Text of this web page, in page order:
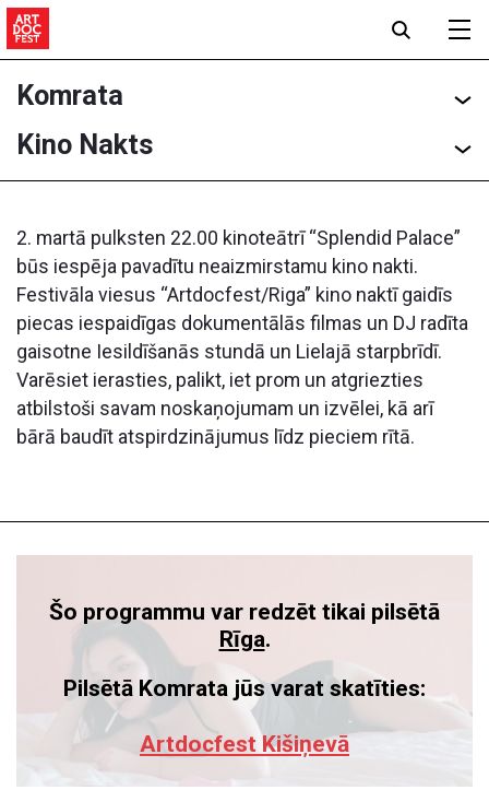
Komrata
Kino Nakts
2. martā pulksten 22.00 kinoteātrī “Splendid Palace”
būs iespēja pavadītu neaizmirstamu kino nakti.
Festivāla viesus “Artdocfest/Riga” kino naktī gaidīs
piecas iespaidīgas dokumentālās filmas un DJ radīta
gaisotne Iesildīšanās stundā un Lielajā starpbrīdī.
Varēsiet ierasties, palikt, iet prom un atgriezties
atbilstoši savam noskaņojumam un izvēlei, kā arī
bārā baudīt atspirdzinājumus līdz pieciem rītā.
Šo programmu var redzēt tikai pilsētā
Rīga.
Pilsētā Komrata jūs varat skatīties:
Artdocfest Kišiņevā